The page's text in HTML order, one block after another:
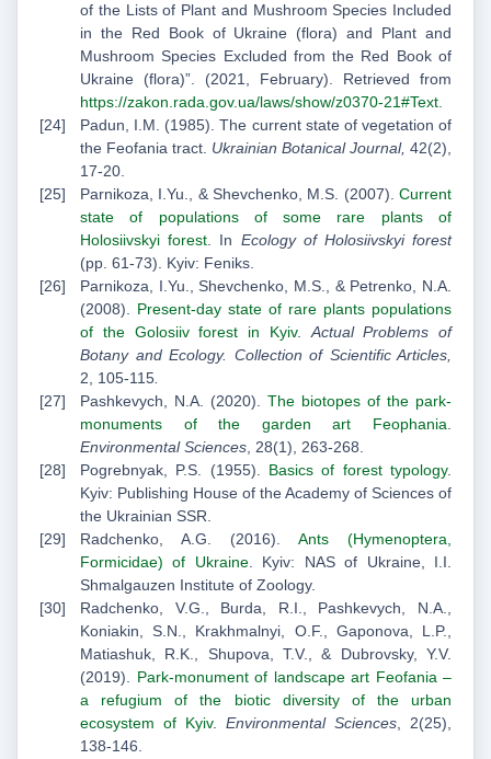
of the Lists of Plant and Mushroom Species Included
in the Red Book of Ukraine (flora) and Plant and
Mushroom Species Excluded from the Red Book of
Ukraine (flora)”. (2021, February). Retrieved from
https://zakon.rada.gov.ua/laws/show/z0370-21#Text.
Padun, I.M. (1985). The current state of vegetation of
the Feofania tract. Ukrainian Botanical Journal, 42(2),
17-20.
Parnikoza, I.Yu., & Shevchenko, M.S. (2007). Current
state of populations of some rare plants of
Holosiivskyi forest. In Ecology of Holosiivskyi forest
(pp. 61-73). Kyiv: Feniks.
Parnikoza, I.Yu., Shevchenko, M.S., & Petrenko, N.A.
(2008). Present-day state of rare plants populations
of the Golosiiv forest in Kyiv.Actual Problems of
Botany and Ecology. Collection of Scientific Articles,
2, 105-115.
Pashkevych, N.A. (2020). The biotopes of the park-
monuments of the garden art Feophania.
Environmental Sciences, 28(1), 263-268.
Pogrebnyak, P.S. (1955). Basics of forest typology.
Kyiv: Publishing House of the Academy of Sciences of
the Ukrainian SSR.
Radchenko, A.G. (2016). Ants (Hymenoptera,
Formicidae) of Ukraine. Kyiv: NAS of Ukraine, I.I.
Shmalgauzen Institute of Zoology.
Radchenko, V.G., Burda, R.I., Pashkevych, N.A.,
Koniakin, S.N., Krakhmalnyi, О.F., Gaponova, L.P.,
Matiashuk, R.K., Shupova, T.V., & Dubrovsky, Y.V.
(2019). Park-monument of landscape art Feofania –
a refugium of the biotic diversity of the urban
ecosystem of Kyiv. Environmental Sciences, 2(25),
138-146.